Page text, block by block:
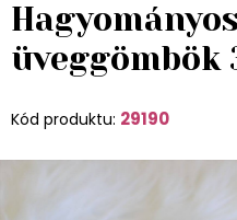
üveggömbök
Kód produktu: 29190